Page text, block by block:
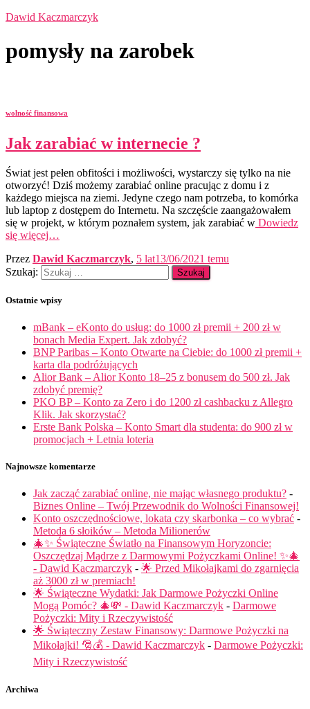
Dawid Kaczmarczyk
pomysły na zarobek
wolność finansowa
Jak zarabiać w internecie ?
Świat jest pełen obfitości i możliwości, wystarczy się tylko na nie
otworzyć! Dziś możemy zarabiać online pracując z domu i z
każdego miejsca na ziemi. Jedyne czego nam potrzeba, to komórka
lub laptop z dostępem do Internetu. Na szczęście zaangażowałem
się w projekt, w którym poznałem system, jak zarabiać w Dowiedz
się więcej…
Przez Dawid Kaczmarczyk, 5 lat13/06/2021 temu
Szukaj:
Ostatnie wpisy
mBank – eKonto do usług: do 1000 zł premii + 200 zł w
bonach Media Expert. Jak zdobyć?
BNP Paribas – Konto Otwarte na Ciebie: do 1000 zł premii +
karta dla podróżujących
Alior Bank – Alior Konto 18–25 z bonusem do 500 zł. Jak
zdobyć premię?
PKO BP – Konto za Zero i do 1200 zł cashbacku z Allegro
Klik. Jak skorzystać?
Erste Bank Polska – Konto Smart dla studenta: do 900 zł w
promocjach + Letnia loteria
Najnowsze komentarze
Jak zacząć zarabiać online, nie mając własnego produktu? -
Biznes Online – Twój Przewodnik do Wolności Finansowej!
Konto oszczędnościowe, lokata czy skarbonka – co wybrać -
Metoda 6 słoików – Metoda Milionerów
🎄✨ Świąteczne Światło na Finansowym Horyzoncie:
Oszczędzaj Mądrze z Darmowymi Pożyczkami Online! ✨🎄
- Dawid Kaczmarczyk - 🌟 Przed Mikołajkami do zgarnięcia
aż 3000 zł w premiach!
🌟 Świąteczne Wydatki: Jak Darmowe Pożyczki Online
Mogą Pomóc? 🎄💸 - Dawid Kaczmarczyk - Darmowe
Pożyczki: Mity i Rzeczywistość
🌟 Świąteczny Zestaw Finansowy: Darmowe Pożyczki na
Mikołajki! 🎅💰 - Dawid Kaczmarczyk - Darmowe Pożyczki:
Mity i Rzeczywistość
Archiwa